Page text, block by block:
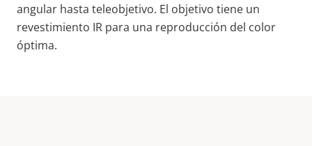
angular hasta teleobjetivo. El objetivo tiene un
revestimiento IR para una reproducción del color
óptima.